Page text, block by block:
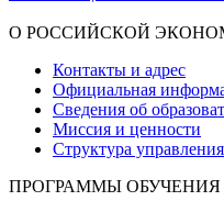
О РОССИЙСКОЙ
Контакты и адрес
Официальная
Сведения об
Миссия и ценности
Структура управления
ПРОГРАММЫ ОБУЧЕНИЯ